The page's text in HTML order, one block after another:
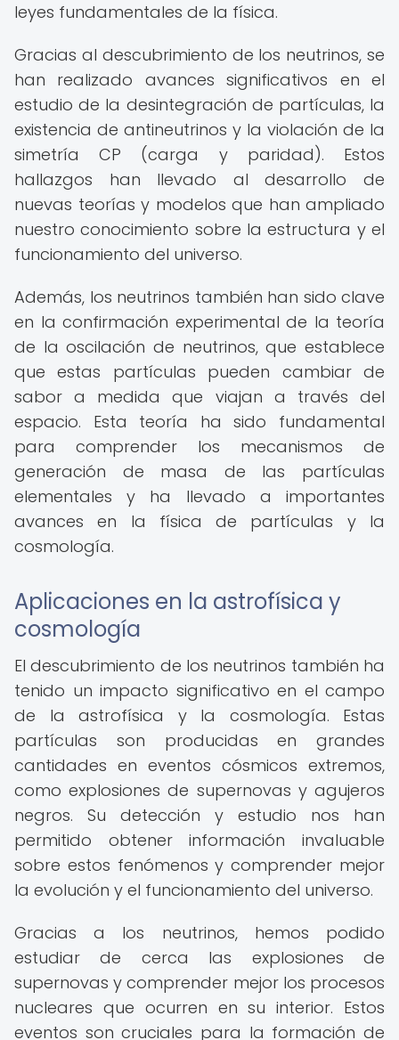
leyes fundamentales de la física.
Gracias al descubrimiento de los neutrinos, se
han realizado avances significativos en el
estudio de la desintegración de partículas, la
existencia de antineutrinos y la violación de la
simetría CP (carga y paridad). Estos
hallazgos han llevado al desarrollo de
nuevas teorías y modelos que han ampliado
nuestro conocimiento sobre la estructura y el
funcionamiento del universo.
Además, los neutrinos también han sido clave
en la confirmación experimental de la teoría
de la oscilación de neutrinos, que establece
que estas partículas pueden cambiar de
sabor a medida que viajan a través del
espacio. Esta teoría ha sido fundamental
para comprender los mecanismos de
generación de masa de las partículas
elementales y ha llevado a importantes
avances en la física de partículas y la
cosmología.
Aplicaciones en la astrofísica y
cosmología
El descubrimiento de los neutrinos también ha
tenido un impacto significativo en el campo
de la astrofísica y la cosmología. Estas
partículas son producidas en grandes
cantidades en eventos cósmicos extremos,
como explosiones de supernovas y agujeros
negros. Su detección y estudio nos han
permitido obtener información invaluable
sobre estos fenómenos y comprender mejor
la evolución y el funcionamiento del universo.
Gracias a los neutrinos, hemos podido
estudiar de cerca las explosiones de
supernovas y comprender mejor los procesos
nucleares que ocurren en su interior. Estos
eventos son cruciales para la formación de